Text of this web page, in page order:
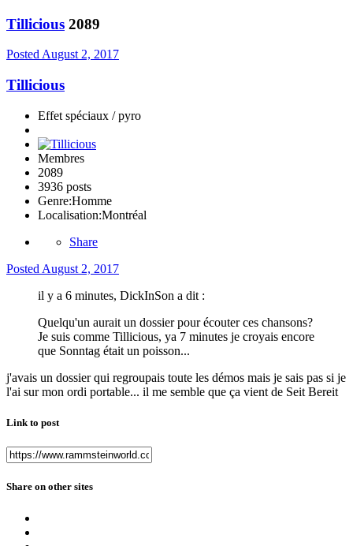
Tillicious 2089
PostedAugust 2, 2017
Tillicious
Effet spéciaux / pyro
Membres
2089
3936 posts
Genre:Homme
Localisation:Montréal
Share
Posted August 2, 2017
il y a 6 minutes, DickInSon a dit :
Quelqu'un aurait un dossier pour écouter ces chansons?
Je suis comme Tillicious, ya 7 minutes je croyais encore
que Sonntag était un poisson...
j'avais un dossier qui regroupais toute les démos mais je sais pas si je
l'ai sur mon ordi portable... il me semble que ça vient de Seit Bereit
Link to post
Share on other sites